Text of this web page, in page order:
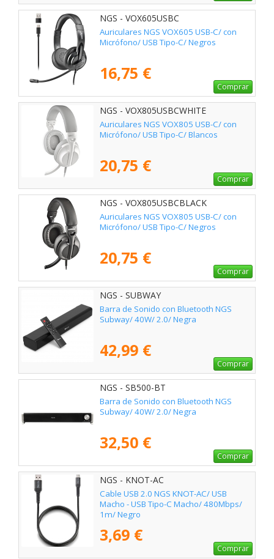
NGS - VOX605USBC
Auriculares NGS VOX605 USB-C/ con
Micrófono/ USB Tipo-C/ Negros
16,75 €
Comprar
NGS - VOX805USBCWHITE
Auriculares NGS VOX805 USB-C/ con
Micrófono/ USB Tipo-C/ Blancos
20,75 €
Comprar
NGS - VOX805USBCBLACK
Auriculares NGS VOX805 USB-C/ con
Micrófono/ USB Tipo-C/ Negros
20,75 €
Comprar
NGS - SUBWAY
Barra de Sonido con Bluetooth NGS
Subway/ 40W/ 2.0/ Negra
42,99 €
Comprar
NGS - SB500-BT
Barra de Sonido con Bluetooth NGS
Subway/ 40W/ 2.0/ Negra
32,50 €
Comprar
NGS - KNOT-AC
Cable USB 2.0 NGS KNOT-AC/ USB
Macho - USB Tipo-C Macho/ 480Mbps/
1m/ Negro
3,69 €
Comprar